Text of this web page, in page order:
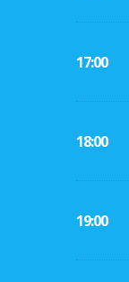
17:00
18:00
19:00